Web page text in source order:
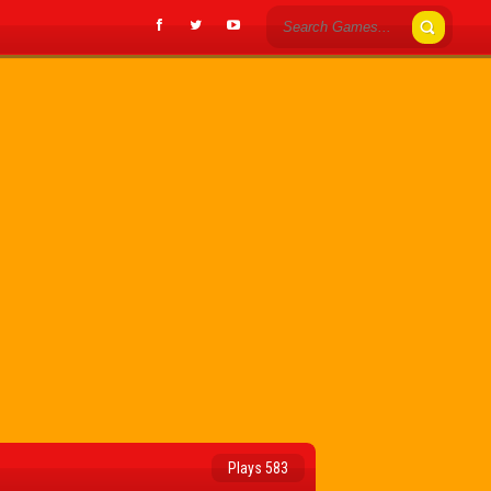
Plays 583